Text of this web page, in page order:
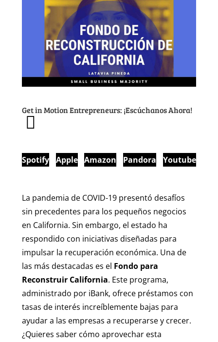
Get in Motion Entrepreneurs: ¡Escúchanos Ahora!
Spotify Apple Amazon Pandora Youtube
La pandemia de COVID-19 presentó desafíos
sin precedentes para los pequeños negocios
en California. Sin embargo, el estado ha
respondido con iniciativas diseñadas para
impulsar la recuperación económica. Una de
las más destacadas es el Fondo para
Reconstruir California. Este programa,
administrado por iBank, ofrece préstamos con
tasas de interés increíblemente bajas para
ayudar a las empresas a recuperarse y crecer.
¿Quieres saber cómo aprovechar esta